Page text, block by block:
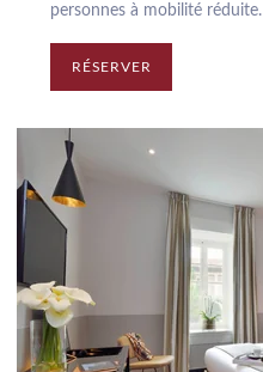
personnes à mobilité réduite.
RÉSERVER